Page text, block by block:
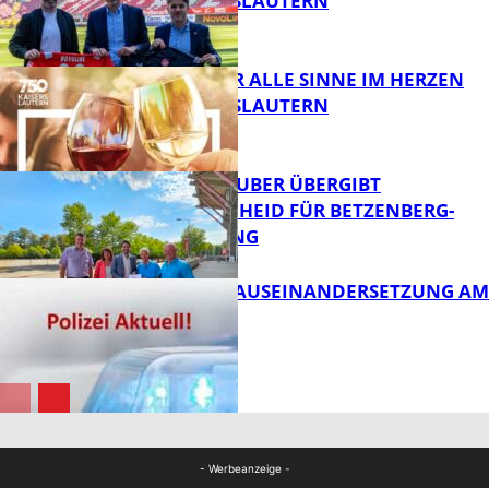
FB News
FB News
FB Kultur
GENÜSSE FÜR ALLE SINNE IM HERZEN
VON KAISERSLAUTERN
MINISTER TEUBER ÜBERGIBT
FÖRDERBESCHEID FÜR BETZENBERG-
ENTWICKLUNG
HANDFESTE AUSEINANDERSETZUNG AM
PFAFFPLATZ
- Werbeanzeige -